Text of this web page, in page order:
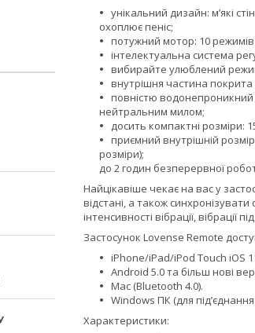
унікальний дизайн: м’які
охоплює пеніс;
потужний мотор: 10 режимів
інтелектуальна система
вибирайте улюблений
внутрішня частина
повністю водонепроникний
нейтральним милом;
досить компактні розміри:
приємний внутрішній
розміри);
до 2 годин безперервної
Найцікавіше чекає на вас у
відстані, а також
інтенсивності вібрації,
Застосунок Lovense Remote
iPhone/iPad/iPod Touch iOS
Android 5.0 та більш нові
Mac (Bluetooth 4.0).
Windows ПК (для
Характеристики: